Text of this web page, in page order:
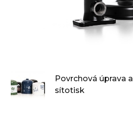
Povrchová úprava a
sítotisk